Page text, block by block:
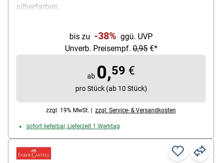
silberfarben
bis zu -38% ggü. UVP
Unverb. Preisempf.0,95€*
ab 0,59 €
pro Stück (ab 10 Stück)
zzgl. 19% MwSt. | zzgl. Service- & Versandkosten
sofort lieferbar, Lieferzeit 1 Werktag